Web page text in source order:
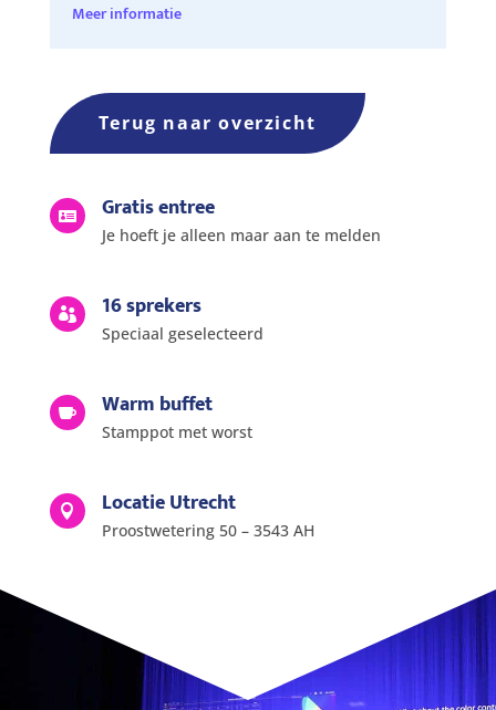
Meer informatie
Terug naar overzicht
 Gratis entree
Je hoeft je alleen maar aan te melden
 16 sprekers
Speciaal geselecteerd
 Warm buffet
Stamppot met worst
 Locatie Utrecht
Proostwetering 50 – 3543 AH